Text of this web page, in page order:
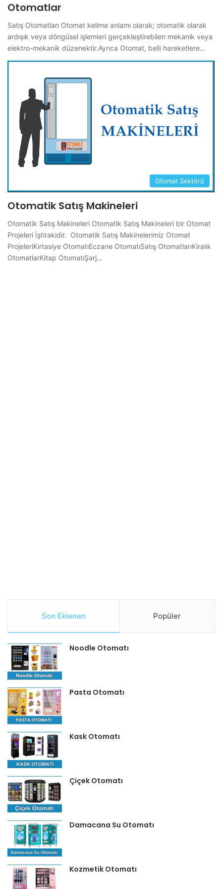
Otomatlar
Satış Otomatları Otomat kelime anlamı olarak; otomatik olarak
ardışık veya döngüsel işlemleri gerçekleştirebilen mekanik veya
elektro-mekanik düzenektir.Ayrıca Otomat, belli hareketlere…
Otomat Sektörü
Otomatik Satış Makineleri
Otomatik Satış Makineleri Otomatik Satış Makineleri bir Otomat
Projeleri İştirakidir. Otomatik Satış Makinelerimiz Otomat
ProjeleriKırtasiye OtomatıEczane OtomatıSatış OtomatlarıKiralık
OtomatlarKitap OtomatıŞarj…
Son Eklenen Popüler
Noodle Otomatı
Pasta Otomatı
Kask Otomatı
Çiçek Otomatı
Damacana Su Otomatı
Kozmetik Otomatı